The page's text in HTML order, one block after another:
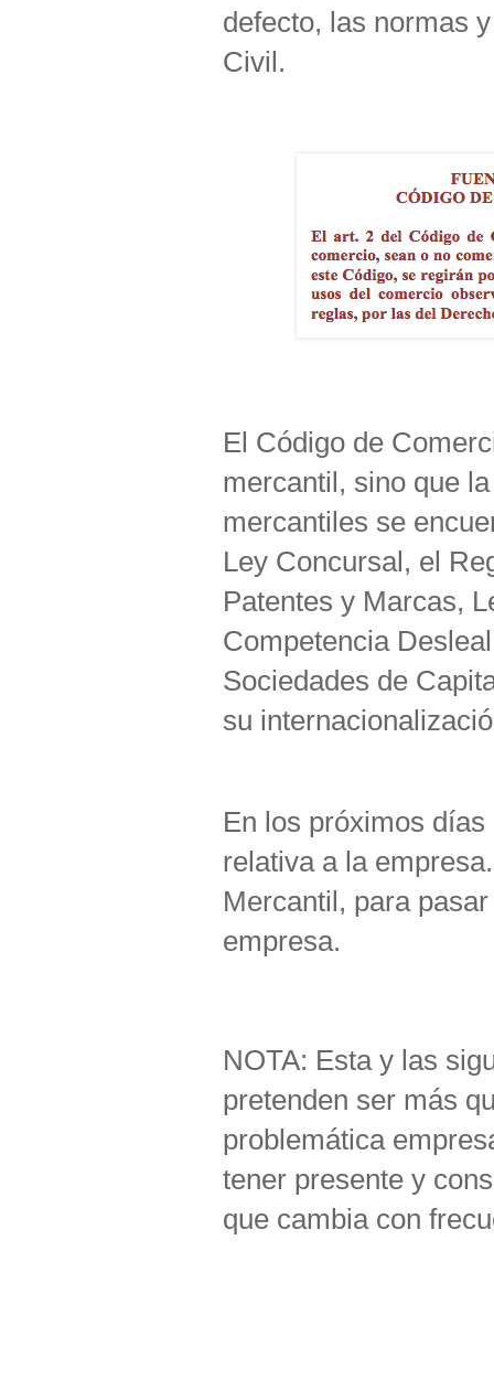
defecto, las normas
Civil.
El Código de
mercantil, sino que
mercantiles se
Ley Concursal, el
Patentes y Marcas,
Competencia
Sociedades de
su
En los próximos
relativa a la
Mercantil, para
empresa.
NOTA: Esta y las
pretenden ser más
problemática
tener presente y
que cambia con